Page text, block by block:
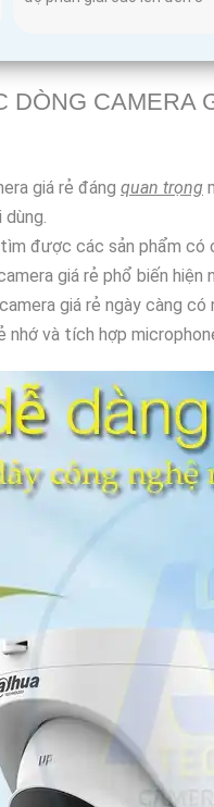
CAMERA
giá rẻ đáng quan trọng
được các sản phẩm
giá rẻ phổ biến hiện
giá rẻ ngày càng
và tích hợp